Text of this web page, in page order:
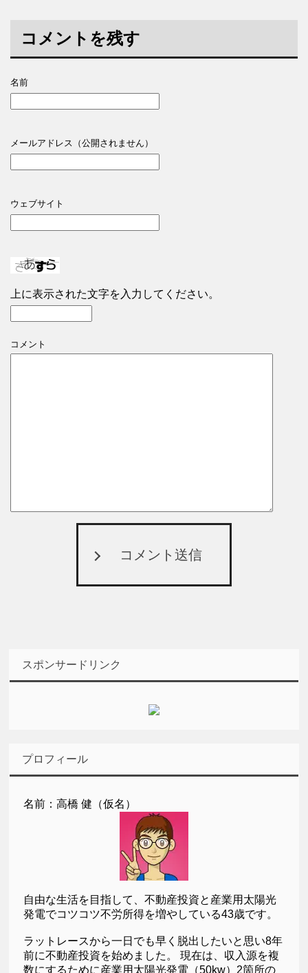
コメントを残す
名前
メールアドレス（公開されません）
ウェブサイト
上に表示された文字を入力してください。
コメント
コメント送信
スポンサードリンク
プロフィール
名前：高橋 健（仮名）
自由な生活を目指して、不動産投資と産業用太陽光
発電でコツコツ不労所得を増やしている43歳です。
ラットレースから一日でも早く脱出したいと思い8年
前に不動産投資を始めました。 現在は、収入源を複
数にするために産業用太陽光発電（50kw）2箇所の